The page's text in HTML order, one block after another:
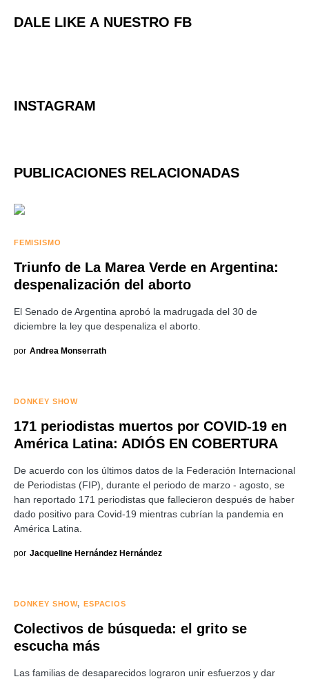
DALE LIKE A NUESTRO FB
INSTAGRAM
PUBLICACIONES RELACIONADAS
FEMISISMO
Triunfo de La Marea Verde en Argentina:
despenalización del aborto
El Senado de Argentina aprobó la madrugada del 30 de
diciembre la ley que despenaliza el aborto.
por Andrea Monserrath
DONKEY SHOW
171 periodistas muertos por COVID-19 en
América Latina: ADIÓS EN COBERTURA
De acuerdo con los últimos datos de la Federación Internacional
de Periodistas (FIP), durante el periodo de marzo - agosto, se
han reportado 171 periodistas que fallecieron después de haber
dado positivo para Covid-19 mientras cubrían la pandemia en
América Latina.
por Jacqueline Hernández Hernández
DONKEY SHOW ESPACIOS
Colectivos de búsqueda: el grito se
escucha más
Las familias de desaparecidos lograron unir esfuerzos y dar